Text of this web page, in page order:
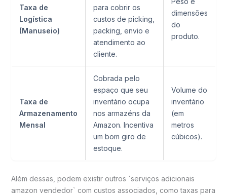
Taxa de
Logística
(Manuseio)
para cobrir os
custos de picking,
packing, envio e
atendimento ao
cliente.
dimensões
do
produto.
Taxa de
Armazenamento
Mensal
Cobrada pelo
espaço que seu
inventário ocupa
nos armazéns da
Amazon. Incentiva
um bom giro de
estoque.
Volume do
inventário
(em
metros
cúbicos).
Além dessas, podem existir outros `serviços adicionais
amazon vendedor` com custos associados, como taxas para